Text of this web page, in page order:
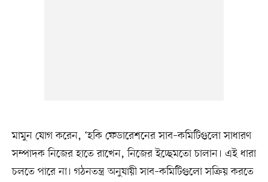
মামুন যোগ করেন, ‘হকি ফেডারেশনের সাব–কমিটিগুলো সাধারণ
সম্পাদক নিজের হাতে রাখেন, নিজের ইচ্ছেমতো চালান। এই ধারা
চলতে পারে না। গঠনতন্ত্র অনুযায়ী সাব–কমিটিগুলো সক্রিয় করতে